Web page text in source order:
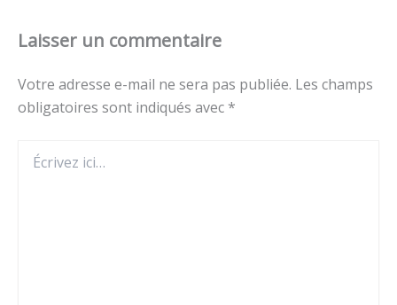
Laisser un commentaire
Votre adresse e-mail ne sera pas publiée. Les champs
obligatoires sont indiqués avec *
ici…